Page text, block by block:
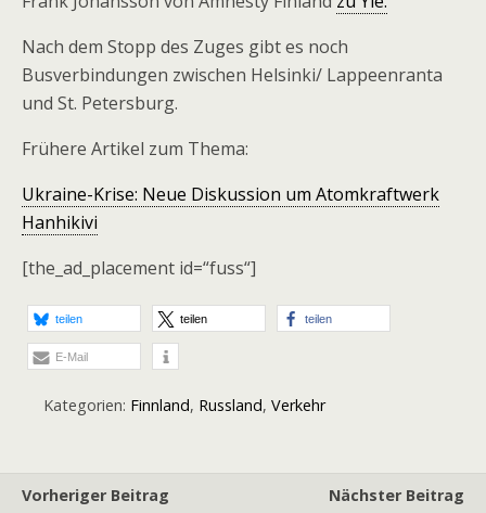
Nach dem Stopp des Zuges gibt es noch
Busverbindungen zwischen Helsinki/ Lappeenranta
und St. Petersburg.
Frühere Artikel zum Thema:
Ukraine-Krise: Neue Diskussion um Atomkraftwerk
Hanhikivi
[the_ad_placement id=“fuss“]
teilen teilen teilen
E-Mail
Kategorien: Finnland, Russland, Verkehr
Vorheriger Beitrag
Nächster Beitrag